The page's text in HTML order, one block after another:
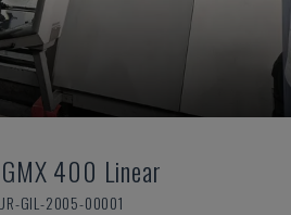
GMX 400 Linear
GIL-2005-00001